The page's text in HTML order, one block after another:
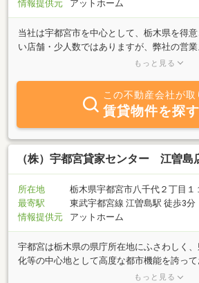
情報提供元
アットホーム
当社は宇都宮市を中心として、栃木県を得
い店舗・少人数ではありますが、弊社の営
出身の宅建主任者です。誠実・温かいサー
機関や同業者とのネットワークを活用し、
す。・長年の金融機関勤務を活かして、不
画のアドバイスまで柔軟に対応致します。
ライバシーポリシーを重視し、お客様への
束致します。
もっと見る
この不動産会社が取
賃貸物件を探す
（株）宇都宮貸家センター 江曽島
所在地
栃木県宇都宮市八千代２丁目１
最寄駅
東武宇都宮線 江曽島駅 徒歩3分
情報提供元
アットホーム
宇都宮は栃木県の県庁所在地にふさわしく
化等の中心地として高度な都市機能を誇っ
へ約１００ｋｍと近距離に位置しており、
もっと見る